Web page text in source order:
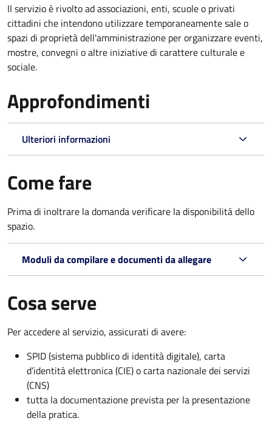
Il servizio è rivolto ad associazioni, enti, scuole o privati
cittadini che intendono utilizzare temporaneamente sale o
spazi di proprietà dell'amministrazione per organizzare eventi,
mostre, convegni o altre iniziative di carattere culturale e
sociale.
Approfondimenti
Ulteriori informazioni
Come fare
Prima di inoltrare la domanda verificare la disponibilità dello
spazio.
Moduli da compilare e documenti da allegare
Cosa serve
Per accedere al servizio, assicurati di avere:
SPID (sistema pubblico di identità digitale), carta
d’identità elettronica (CIE) o carta nazionale dei servizi
(CNS)
tutta la documentazione prevista per la presentazione
della pratica.